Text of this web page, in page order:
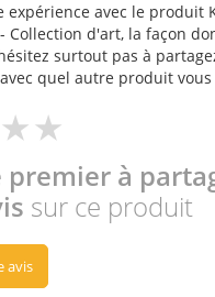
expérience avec le produit
Collection d'art, la façon
surtout pas à
quel autre produit vous
premier à
sur ce produit
avis